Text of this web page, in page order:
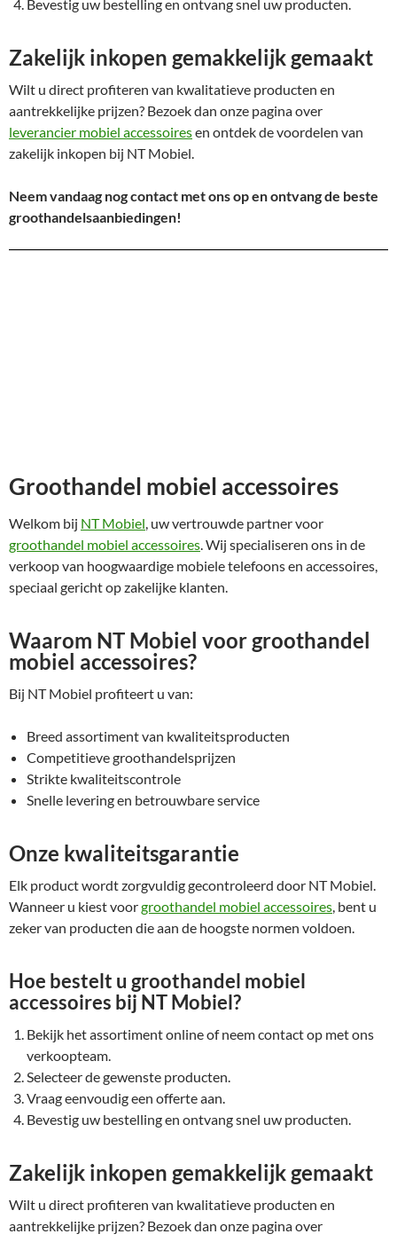
Bevestig uw bestelling en ontvang snel uw producten.
Zakelijk inkopen gemakkelijk gemaakt
Wilt u direct profiteren van kwalitatieve producten en
aantrekkelijke prijzen? Bezoek dan onze pagina over
leverancier mobiel accessoiresen ontdek de voordelen van
zakelijk inkopen bij NT Mobiel.
Neem vandaag nog contact met ons op en ontvang de beste
groothandelsaanbiedingen!
Groothandel mobiel accessoires
Welkom bij NT Mobiel, uw vertrouwde partner voor
groothandel mobiel accessoires. Wij specialiseren ons in de
verkoop van hoogwaardige mobiele telefoons en accessoires,
speciaal gericht op zakelijke klanten.
Waarom NT Mobiel voor groothandel
mobiel accessoires?
Bij NT Mobiel profiteert u van:
Breed assortiment van kwaliteitsproducten
Competitieve groothandelsprijzen
Strikte kwaliteitscontrole
Snelle levering en betrouwbare service
Onze kwaliteitsgarantie
Elk product wordt zorgvuldig gecontroleerd door NT Mobiel.
Wanneer u kiest voorgroothandel mobiel accessoires, bent u
zeker van producten die aan de hoogste normen voldoen.
Hoe bestelt u groothandel mobiel
accessoires bij NT Mobiel?
Bekijk het assortiment online of neem contact op met ons
verkoopteam.
Selecteer de gewenste producten.
Vraag eenvoudig een offerte aan.
Bevestig uw bestelling en ontvang snel uw producten.
Zakelijk inkopen gemakkelijk gemaakt
Wilt u direct profiteren van kwalitatieve producten en
aantrekkelijke prijzen? Bezoek dan onze pagina over